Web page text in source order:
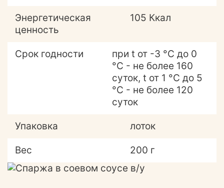
Энергетическая
ценность
105 Ккал
Срок годности
при t от -3 °С до 0
°С - не более 160
суток, t от 1 °С до 5
°С - не более 120
суток
Упаковка лоток
Вес 200 г